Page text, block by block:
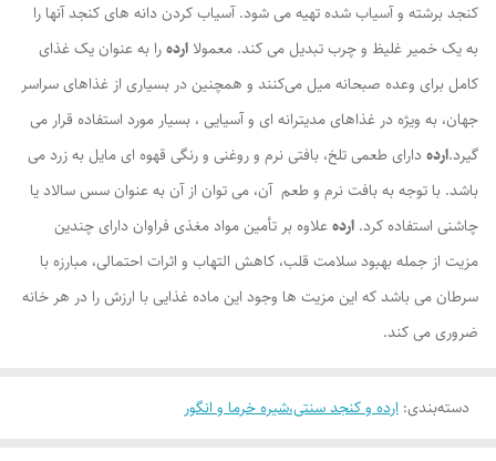
کنجد برشته و آسیاب شده تهیه می شود. آسیاب کردن دانه های کنجد آنها را
به یک خمیر غلیظ و چرب تبدیل می کند. معمولا اردهرا به عنوان یک غذای
کامل برای وعده صبحانه میل می‌کنند و همچنین در بسیاری از غذاهای سراسر
جهان، به ویژه در غذاهای مدیترانه ای و آسیایی ، بسیار مورد استفاده قرار می
گیرد.اردهدارای طعمی تلخ، بافتی نرم و روغنی و رنگی قهوه ای مایل به زرد می
باشد. با توجه به بافت نرم و طعم آن، می توان از آن به عنوان سس سالاد یا
چاشنی استفاده کرد. اردهعلاوه بر تأمین مواد مغذی فراوان دارای چندین
مزیت از جمله بهبود سلامت قلب، کاهش التهاب و اثرات احتمالی، مبارزه با
سرطان می باشد که این مزیت ها وجود این ماده غذایی با ارزش را در هر خانه
ضروری می کند.
دسته‌بندی: ارده و کنجد سنتی،شیره خرما و انگور